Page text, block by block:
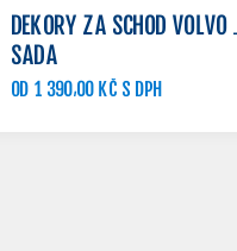
DEKORY ZA SCHOD VOLVO
SADA
OD 1 390,00 KČ S DPH